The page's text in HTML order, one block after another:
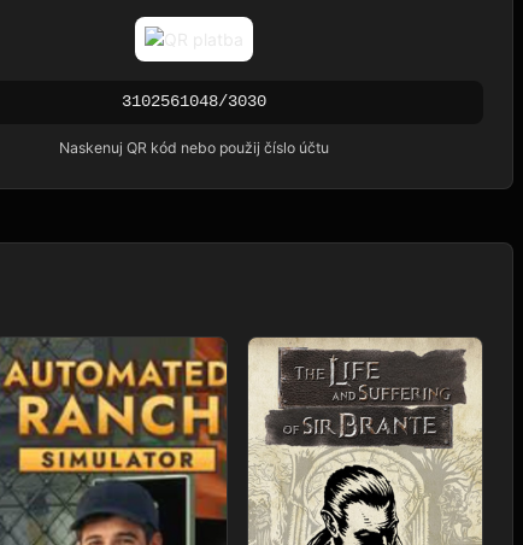
3102561048/3030
Naskenuj QR kód nebo použij číslo účtu